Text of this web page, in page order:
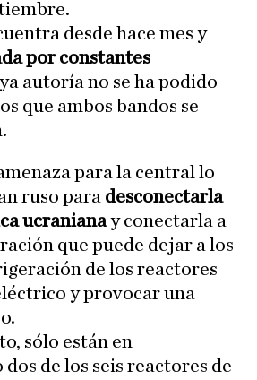
desde hace mes y
por constantes
autoría no se ha podido
que ambos bandos se
para la central lo
ruso para desconectarla
ucranianay conectarla a
que puede dejar a los
de los reactores
y provocar una
sólo están en
de los seis reactores de